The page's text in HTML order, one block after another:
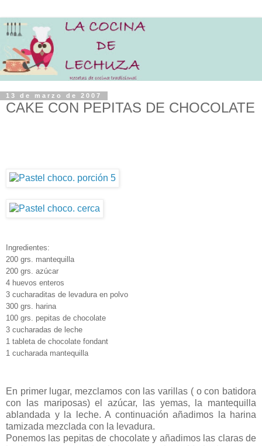
13 de marzo de 2007
CAKE CON PEPITAS DE CHOCOLATE
Ingredientes:
200 grs. mantequilla
200 grs. azúcar
4 huevos enteros
3 cucharaditas de levadura en polvo
300 grs. harina
100 grs. pepitas de chocolate
3 cucharadas de leche
1 tableta de chocolate fondant
1 cucharada mantequilla
En primer lugar, mezclamos con las varillas ( o con batidora
con las mariposas) el azúcar, las yemas, la mantequilla
ablandada y la leche. A continuación añadimos la harina
tamizada mezclada con la levadura.
Ponemos las pepitas de chocolate y añadimos las claras de